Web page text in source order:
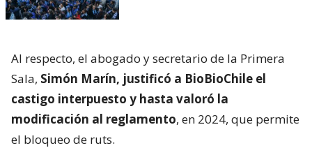
Al respecto, el abogado y secretario de la Primera
Sala, Simón Marín, justificó a BioBioChile el
castigo interpuesto y hasta valoró la
modificación al reglamento, en 2024, que permite
el bloqueo de ruts.